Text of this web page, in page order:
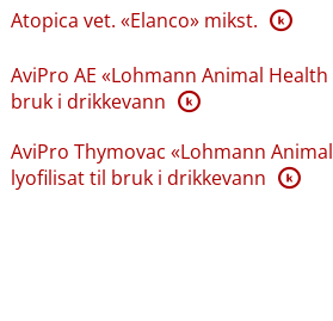
Atopica vet. «Elanco» mikst. K
AviPro AE «Lohmann Animal
bruk i drikkevann K
AviPro Thymovac «Lohmann
lyofilisat til bruk i drikkevann K